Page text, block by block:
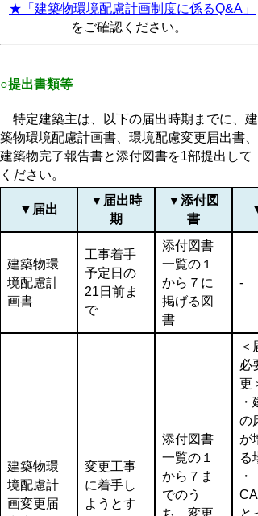
★「建築物環境配慮計画制度に係るQ&A」
をご確認ください。
○提出書類等
特定建築主は、以下の届出時期までに、建
築物環境配慮計画書、環境配慮変更届出書、
建築物完了報告書と添付図書を1部提出して
ください。
▼届出
▼届出時
期
▼添付図
書
建築物環
境配慮計
画書
工事着手
予定日の
21日前ま
で
添付図書
一覧の１
から７に
掲げる図
書
‐
建築物環
境配慮計
画変更届
変更工事
に着手し
ようとす
添付図書
一覧の１
から７ま
でのう
＜
必
更＞
・
の
が
る
・